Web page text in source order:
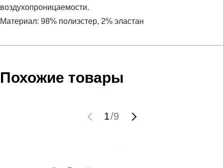
воздухопроницаемости.
Материал: 98% полиэстер, 2% эластан
Артикул:1379510-011
Пол:унисекс
98% полиэстер, 2% эластан
Условия оплаты
высылает Вам менеджер.
мы не увидим Вашу оплату.
Похожие товары
1/9